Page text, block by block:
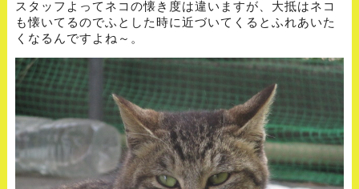
スタッフよってネコの懐き度は違いますが、大抵はネコ
も懐いてるのでふとした時に近づいてくるとふれあいた
くなるんですよね～。